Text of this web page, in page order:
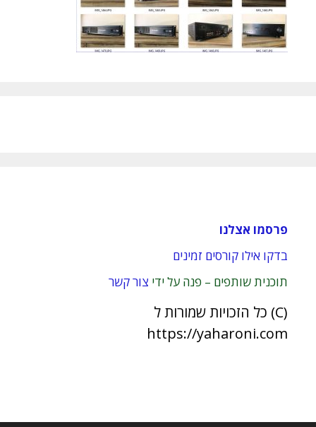
פרסמו אצלנו
בדקו אילו קורסים זמינים
תוכנית שותפים – פנה על ידי צור קשר
(C) כל הזכויות שמורות ל
https://yaharoni.com